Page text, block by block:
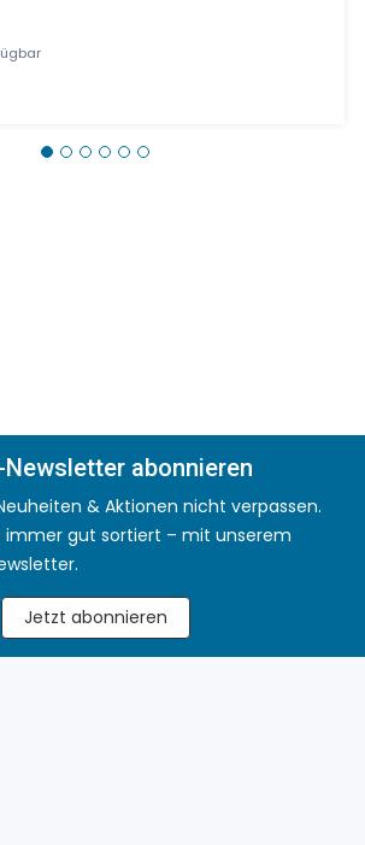
Newsletter abonnieren
& Aktionen nicht verpassen.
immer gut sortiert – mit unserem
Jetzt abonnieren